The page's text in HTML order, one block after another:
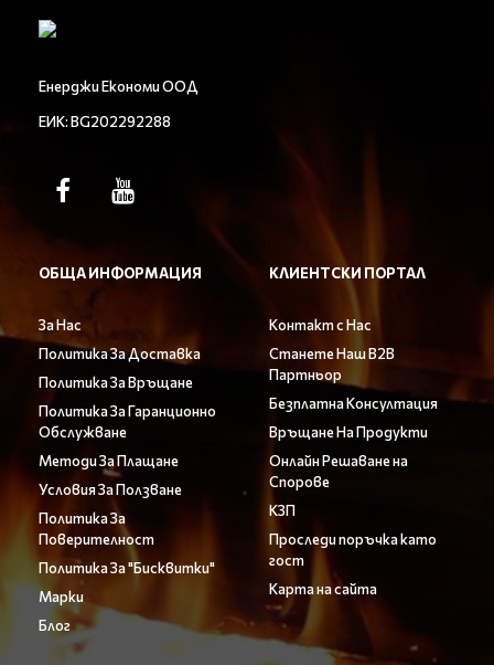
Енерджи Економи ООД
ЕИК: BG202292288
ОБЩА ИНФОРМАЦИЯ
За Нас
Политика За Доставка
Политика За Връщане
Политика За Гаранционно
Обслужване
Методи За Плащане
Условия За Ползване
Политика За
Поверителност
Политика За "Бисквитки"
Марки
Блог
КЛИЕНТСКИ ПОРТАЛ
Контакт с Нас
Станете Наш B2B
Партньор
Безплатна Консултация
Връщане На Продукти
Онлайн Решаване на
Спорове
КЗП
Проследи поръчка като
гост
Карта на сайта